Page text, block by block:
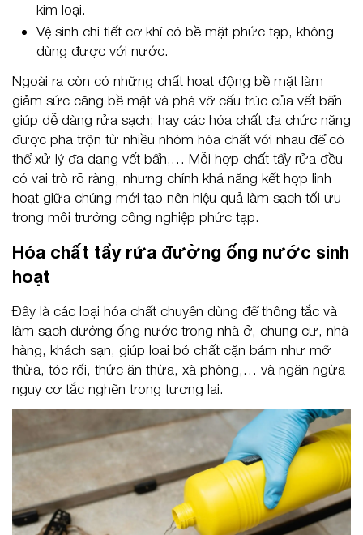
kim loại.
Vệ sinh chi tiết cơ khí có bề mặt phức tạp, không
dùng được với nước.
Ngoài ra còn có những chất hoạt động bề mặt làm
giảm sức căng bề mặt và phá vỡ cấu trúc của vết bẩn
giúp dễ dàng rửa sạch; hay các hóa chất đa chức năng
được pha trộn từ nhiều nhóm hóa chất với nhau để có
thể xử lý đa dạng vết bẩn,… Mỗi hợp chất tẩy rửa đều
có vai trò rõ ràng, nhưng chính khả năng kết hợp linh
hoạt giữa chúng mới tạo nên hiệu quả làm sạch tối ưu
trong môi trường công nghiệp phức tạp.
Hóa chất tẩy rửa đường ống nước sinh
hoạt
Đây là các loại hóa chất chuyên dùng để thông tắc và
làm sạch đường ống nước trong nhà ở, chung cư, nhà
hàng, khách sạn, giúp loại bỏ chất cặn bám như mỡ
thừa, tóc rối, thức ăn thừa, xà phòng,… và ngăn ngừa
nguy cơ tắc nghẽn trong tương lai.